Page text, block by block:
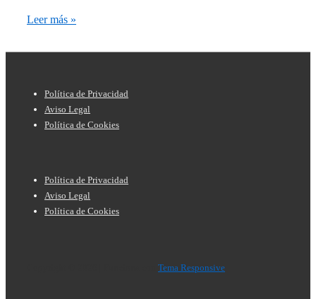
Transforma
aprende
en
tu
televisor
Leer más »
Menú
del
pie
página
Política de Privacidad
Aviso Legal
Política de Cookies
Menú
del
pie
Política de Privacidad
Aviso Legal
Política de Cookies
Tema Responsive